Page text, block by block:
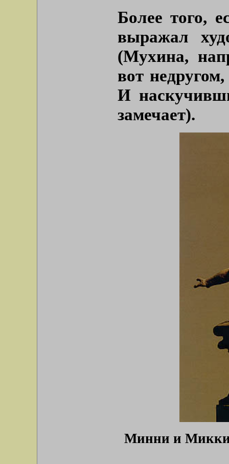
Более того,
выражал
(Мухина,
вот
И
замечает).
Минни и Микки